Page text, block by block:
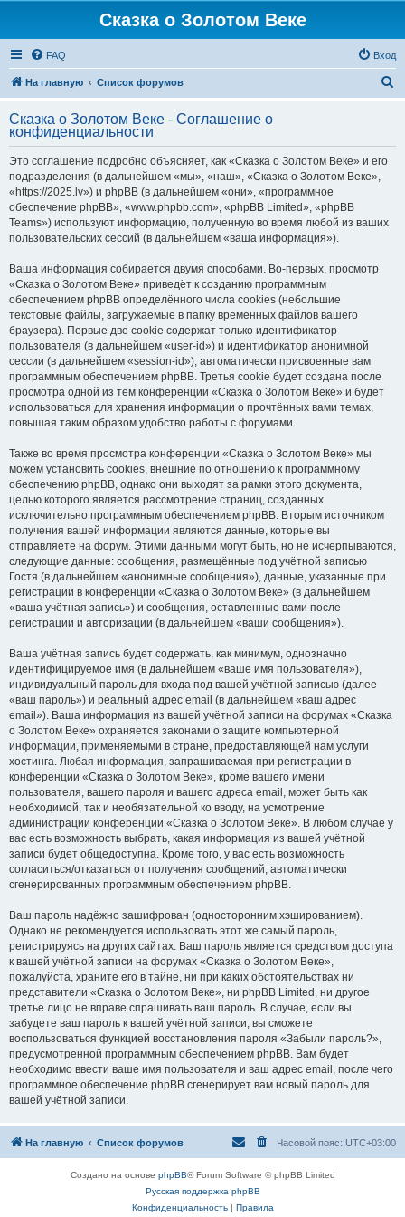
Сказка о Золотом Веке
FAQ Вход
На главную Список форумов
с
Сказка о Золотом Веке - Соглашение о
конфиденциальности
Это соглашение подробно объясняет, как «Сказка о Золотом Веке» и его
подразделения (в дальнейшем «мы», «наш», «Сказка о Золотом Веке»,
«https://2025.lv») и phpBB (в дальнейшем «они», «программное
обеспечение phpBB», «www.phpbb.com», «phpBB Limited», «phpBB
Teams») используют информацию, полученную во время любой из ваших
пользовательских сессий (в дальнейшем «ваша информация»).
Ваша информация собирается двумя способами. Во-первых, просмотр
«Сказка о Золотом Веке» приведёт к созданию программным
обеспечением phpBB определённого числа cookies (небольшие
текстовые файлы, загружаемые в папку временных файлов вашего
браузера). Первые две cookie содержат только идентификатор
пользователя (в дальнейшем «user-id») и идентификатор анонимной
сессии (в дальнейшем «session-id»), автоматически присвоенные вам
программным обеспечением phpBB. Третья cookie будет создана после
просмотра одной из тем конференции «Сказка о Золотом Веке» и будет
использоваться для хранения информации о прочтённых вами темах,
повышая таким образом удобство работы с форумами.
Также во время просмотра конференции «Сказка о Золотом Веке» мы
можем установить cookies, внешние по отношению к программному
обеспечению phpBB, однако они выходят за рамки этого документа,
целью которого является рассмотрение страниц, созданных
исключительно программным обеспечением phpBB. Вторым источником
получения вашей информации являются данные, которые вы
отправляете на форум. Этими данными могут быть, но не исчерпываются,
следующие данные: сообщения, размещённые под учётной записью
Гостя (в дальнейшем «анонимные сообщения»), данные, указанные при
регистрации в конференции «Сказка о Золотом Веке» (в дальнейшем
«ваша учётная запись») и сообщения, оставленные вами после
регистрации и авторизации (в дальнейшем «ваши сообщения»).
Ваша учётная запись будет содержать, как минимум, однозначно
идентифицируемое имя (в дальнейшем «ваше имя пользователя»),
индивидуальный пароль для входа под вашей учётной записью (далее
«ваш пароль») и реальный адрес email (в дальнейшем «ваш адрес
email»). Ваша информация из вашей учётной записи на форумах «Сказка
о Золотом Веке» охраняется законами о защите компьютерной
информации, применяемыми в стране, предоставляющей нам услуги
хостинга. Любая информация, запрашиваемая при регистрации в
конференции «Сказка о Золотом Веке», кроме вашего имени
пользователя, вашего пароля и вашего адреса email, может быть как
необходимой, так и необязательной ко вводу, на усмотрение
администрации конференции «Сказка о Золотом Веке». В любом случае у
вас есть возможность выбрать, какая информация из вашей учётной
записи будет общедоступна. Кроме того, у вас есть возможность
согласиться/отказаться от получения сообщений, автоматически
сгенерированных программным обеспечением phpBB.
Ваш пароль надёжно зашифрован (односторонним хэшированием).
Однако не рекомендуется использовать этот же самый пароль,
регистрируясь на других сайтах. Ваш пароль является средством доступа
к вашей учётной записи на форумах «Сказка о Золотом Веке»,
пожалуйста, храните его в тайне, ни при каких обстоятельствах ни
представители «Сказка о Золотом Веке», ни phpBB Limited, ни другое
третье лицо не вправе спрашивать ваш пароль. В случае, если вы
забудете ваш пароль к вашей учётной записи, вы сможете
воспользоваться функцией восстановления пароля «Забыли пароль?»,
предусмотренной программным обеспечением phpBB. Вам будет
необходимо ввести ваше имя пользователя и ваш адрес email, после чего
программное обеспечение phpBB сгенерирует вам новый пароль для
вашей учётной записи.
На главную Список форумов Часовой пояс: UTC+03:00
Создано на основе phpBB® Forum Software © phpBB Limited
Русская поддержка phpBB
Конфиденциальность| Правила